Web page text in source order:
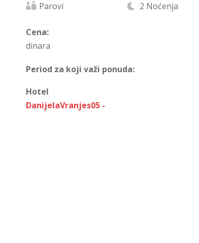
Parovi 2 Noćenja
Cena:
dinara
Period za koji važi ponuda:
Hotel
DanijelaVranjes05 -